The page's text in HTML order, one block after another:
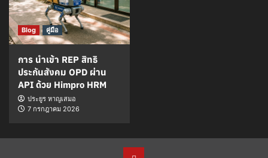
Blog คู่มือ
การ นำเข้า REP สิทธิ
ประกันสังคม OPD ผ่าน
API ด้วย Himpro HRM
ประยูร หาญเสมอ
7 กรกฎาคม 2026